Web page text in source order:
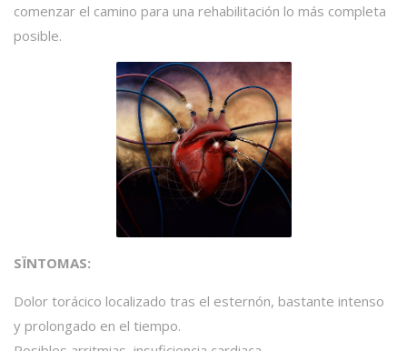
comenzar el camino para una rehabilitación lo más completa
posible.
SÏNTOMAS:
Dolor torácico localizado tras el esternón, bastante intenso
y prolongado en el tiempo.